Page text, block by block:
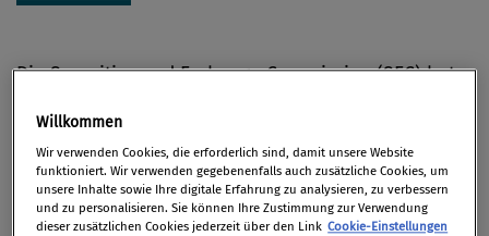
Die Securities and Exchange Commission (SEC) hat
eine Belohnung in Höhe von fast 600.000 US-Dollar
zugesprochen, wie die US-Börsenaufsichtsbehörde
letzte Woche bekanntgab. Der Hinweisgeber trug
wesentlich zum Erfolg einer laufenden
Willkommen
Wir verwenden Cookies, die erforderlich sind, damit unsere Website
funktioniert. Wir verwenden gegebenenfalls auch zusätzliche Cookies, um
unsere Inhalte sowie Ihre digitale Erfahrung zu analysieren, zu verbessern
und zu personalisieren. Sie können Ihre Zustimmung zur Verwendung
dieser zusätzlichen Cookies jederzeit über den Link Cookie-Einstellungen